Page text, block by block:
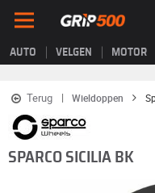
AUTO VELGEN MOTOR
Terug Wieldoppen
SPARCO SICILIA BK